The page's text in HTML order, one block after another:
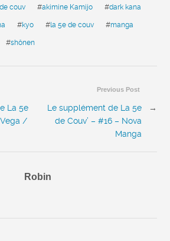
couv #akimine Kamijo #dark kana
#kyo #la 5e de couv #manga
#shônen
Previous Post
Le supplément de La 5e
de Couv’ – #16 – Nova
Manga
→
La 5e
Vega /
Robin